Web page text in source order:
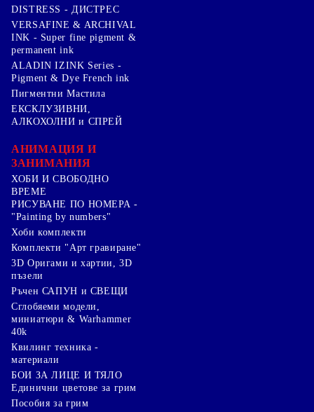
DISTRESS - ДИСТРЕС
VERSAFINE & ARCHIVAL
INK - Super fine pigment &
permanent ink
ALADIN IZINK Series -
Pigment & Dye French ink
Пигментни Мастила
ЕКСКЛУЗИВНИ,
АЛКОХОЛНИ и СПРЕЙ
АНИМАЦИЯ И
ЗАНИМАНИЯ
ХОБИ И СВОБОДНО
ВРЕМЕ
РИСУВАНЕ ПО НОМЕРА -
"Painting by numbers"
Хоби комплекти
Комплекти "Арт гравиране"
3D Оригами и хартии, 3D
пъзели
Ръчен САПУН и СВЕЩИ
Сглобяеми модели,
миниатюри & Warhammer
40k
Квилинг техника -
материали
БОИ ЗА ЛИЦЕ И ТЯЛО
Единични цветове за грим
Пособия за грим